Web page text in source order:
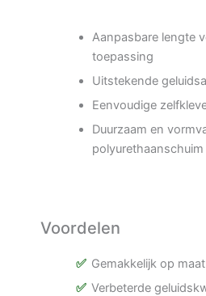
Aanpasbare lengte
toepassing
Uitstekende
Eenvoudige
Duurzaam en
polyurethaanschuim
Voordelen
Gemakkelijk op
Verbeterde